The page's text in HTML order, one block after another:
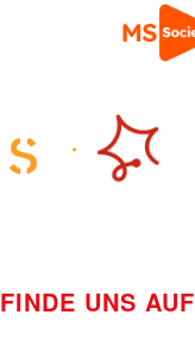
FINDE UNS AUF